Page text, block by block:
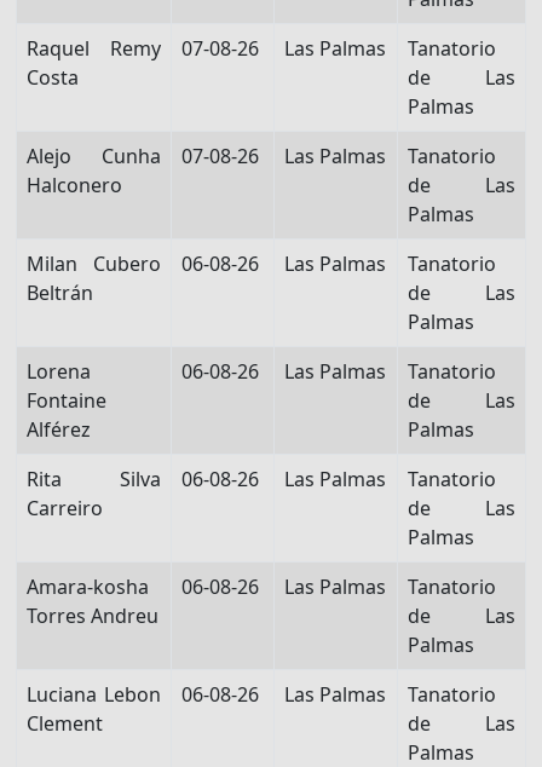
Raquel Remy
Costa
07-08-26 Las Palmas
Tanatorio
de Las
Palmas
Alejo Cunha
Halconero
07-08-26 Las Palmas
Tanatorio
de Las
Palmas
Milan Cubero
Beltrán
06-08-26 Las Palmas
Tanatorio
de Las
Palmas
Lorena
Fontaine
Alférez
06-08-26 Las Palmas
Tanatorio
de Las
Palmas
Rita Silva
Carreiro
06-08-26 Las Palmas
Tanatorio
de Las
Palmas
Amara-kosha
Torres Andreu
06-08-26 Las Palmas
Tanatorio
de Las
Palmas
Luciana Lebon
Clement
06-08-26 Las Palmas
Tanatorio
de Las
Palmas